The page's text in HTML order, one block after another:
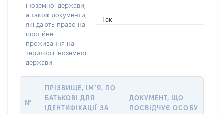
іноземної держави,
а також документи,
які дають право на
постійне
проживання на
території іноземної
держави
Так
№
ПРІЗВИЩЕ, ІМ’Я, ПО
БАТЬКОВІ ДЛЯ
ІДЕНТИФІКАЦІЇ ЗА
ДОКУМЕНТ, ЩО
ПОСВІДЧУЄ ОСОБУ